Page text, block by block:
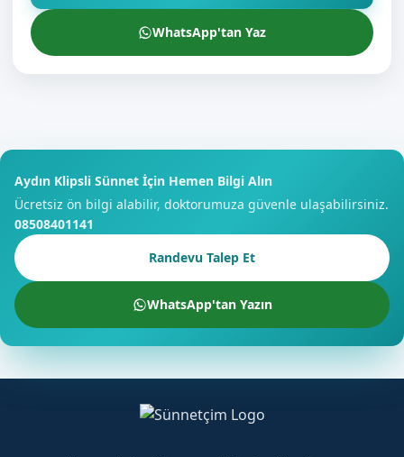
WhatsApp'tan Yaz
Aydın Klipsli Sünnet İçin Hemen Bilgi Alın
Ücretsiz ön bilgi alabilir, doktorumuza güvenle ulaşabilirsiniz.
08508401141
Randevu Talep Et
WhatsApp'tan Yazın